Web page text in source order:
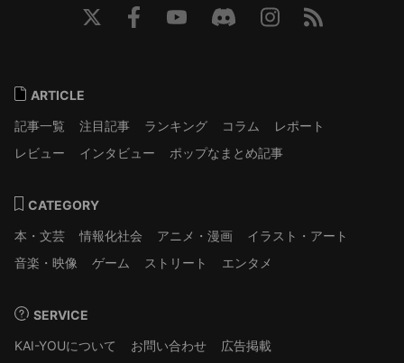
ARTICLE
記事一覧
注目記事 ランキング コラム
レポート
レビュー
インタビュー ポップなまとめ記事
CATEGORY
本・文芸
情報化社会 アニメ・漫画
イラスト・アート
音楽・映像
ゲーム ストリート エンタメ
SERVICE
KAI-YOUについて
お問い合わせ
広告掲載